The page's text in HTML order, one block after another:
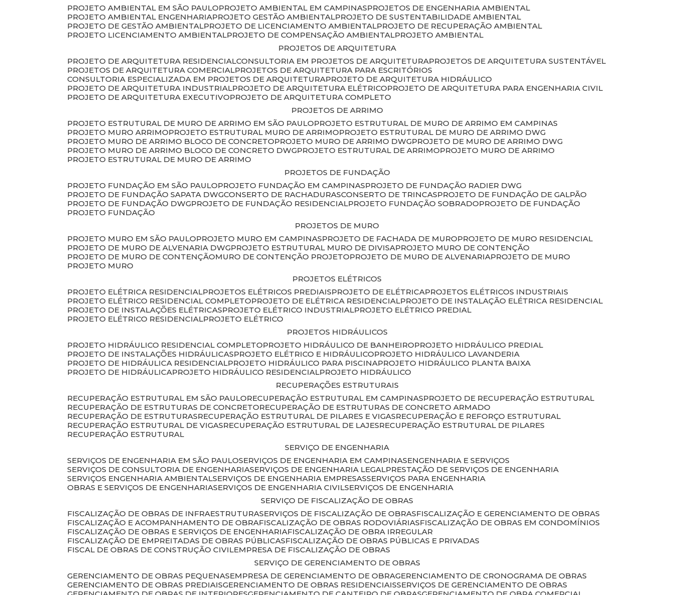
PROJETO AMBIENTAL EM SÃO PAULO
PROJETO AMBIENTAL EM CAMPINAS
PROJETOS DE ENGENHARIA AMBIENTAL
PROJETO AMBIENTAL ENGENHARIA
PROJETO GESTÃO AMBIENTAL
PROJETO DE SUSTENTABILIDADE AMBIENTAL
PROJETO DE GESTÃO AMBIENTAL
PROJETO DE LICENCIAMENTO AMBIENTAL
PROJETO DE RECUPERAÇÃO AMBIENTAL
PROJETO LICENCIAMENTO AMBIENTAL
PROJETO DE COMPENSAÇÃO AMBIENTAL
PROJETO AMBIENTAL
PROJETOS DE ARQUITETURA
PROJETO DE ARQUITETURA RESIDENCIAL CONSULTORIA EM PROJETOS DE ARQUITETURA
PROJETOS DE ARQUITETURA SUSTENTÁVEL
PROJETOS DE ARQUITETURA COMERCIAL
PROJETOS DE ARQUITETURA PARA ESCRITÓRIOS
CONSULTORIA ESPECIALIZADA EM PROJETOS DE ARQUITETURA
PROJETO DE ARQUITETURA HIDRÁULICO
PROJETO DE ARQUITETURA INDUSTRIAL
PROJETO DE ARQUITETURA ELÉTRICO
PROJETO DE ARQUITETURA PARA ENGENHARIA CIVIL
PROJETO DE ARQUITETURA EXECUTIVO
PROJETO DE ARQUITETURA COMPLETO
PROJETOS DE ARRIMO
PROJETO ESTRUTURAL DE MURO DE ARRIMO EM SÃO PAULO
PROJETO ESTRUTURAL DE MURO DE ARRIMO EM CAMPINAS
PROJETO MURO ARRIMO
PROJETO ESTRUTURAL MURO DE ARRIMO
PROJETO ESTRUTURAL DE MURO DE ARRIMO DWG
PROJETO MURO DE ARRIMO BLOCO DE CONCRETO
PROJETO MURO DE ARRIMO DWG
PROJETO DE MURO DE ARRIMO DWG
PROJETO MURO DE ARRIMO BLOCO DE CONCRETO DWG
PROJETO ESTRUTURAL DE ARRIMO
PROJETO MURO DE ARRIMO
PROJETO ESTRUTURAL DE MURO DE ARRIMO
PROJETOS DE FUNDAÇÃO
PROJETO FUNDAÇÃO EM SÃO PAULO
PROJETO FUNDAÇÃO EM CAMPINAS
PROJETO DE FUNDAÇÃO RADIER DWG
PROJETO DE FUNDAÇÃO SAPATA DWG CONSERTO DE RACHADURAS CONSERTO DE TRINCAS
PROJETO DE FUNDAÇÃO DE GALPÃO
PROJETO DE FUNDAÇÃO DWG
PROJETO DE FUNDAÇÃO RESIDENCIAL PROJETO FUNDAÇÃO SOBRADO
PROJETO DE FUNDAÇÃO
PROJETO FUNDAÇÃO
PROJETOS DE MURO
PROJETO MURO EM SÃO PAULO
PROJETO MURO EM CAMPINAS PROJETO DE FACHADA DE MURO
PROJETO DE MURO RESIDENCIAL
PROJETO DE MURO DE ALVENARIA DWG
PROJETO ESTRUTURAL MURO DE DIVISA
PROJETO MURO DE CONTENÇÃO
PROJETO DE MURO DE CONTENÇÃO
MURO DE CONTENÇÃO PROJETO PROJETO DE MURO DE ALVENARIA
PROJETO DE MURO
PROJETO MURO
PROJETOS ELÉTRICOS
PROJETO ELÉTRICA RESIDENCIAL
PROJETOS ELÉTRICOS PREDIAIS PROJETO DE ELÉTRICA
PROJETOS ELÉTRICOS INDUSTRIAIS
PROJETO ELÉTRICO RESIDENCIAL COMPLETO
PROJETO DE ELÉTRICA RESIDENCIAL
PROJETO DE INSTALAÇÃO ELÉTRICA RESIDENCIAL
PROJETO DE INSTALAÇÕES ELÉTRICAS
PROJETO ELÉTRICO INDUSTRIAL
PROJETO ELÉTRICO PREDIAL
PROJETO ELÉTRICO RESIDENCIAL
PROJETO ELÉTRICO
PROJETOS HIDRÁULICOS
PROJETO HIDRÁULICO RESIDENCIAL COMPLETO
PROJETO HIDRÁULICO DE BANHEIRO
PROJETO HIDRÁULICO PREDIAL
PROJETO DE INSTALAÇÕES HIDRÁULICAS
PROJETO ELÉTRICO E HIDRÁULICO
PROJETO HIDRÁULICO LAVANDERIA
PROJETO DE HIDRÁULICA RESIDENCIAL
PROJETO HIDRÁULICO PARA PISCINA
PROJETO HIDRÁULICO PLANTA BAIXA
PROJETO DE HIDRÁULICA
PROJETO HIDRÁULICO RESIDENCIAL
PROJETO HIDRÁULICO
RECUPERAÇÕES ESTRUTURAIS
RECUPERAÇÃO ESTRUTURAL EM SÃO PAULO
RECUPERAÇÃO ESTRUTURAL EM CAMPINAS
PROJETO DE RECUPERAÇÃO ESTRUTURAL
RECUPERAÇÃO DE ESTRUTURAS DE CONCRETO
RECUPERAÇÃO DE ESTRUTURAS DE CONCRETO ARMADO
RECUPERAÇÃO DE ESTRUTURAS
RECUPERAÇÃO ESTRUTURAL DE PILARES E VIGAS
RECUPERAÇÃO E REFORÇO ESTRUTURAL
RECUPERAÇÃO ESTRUTURAL DE VIGAS
RECUPERAÇÃO ESTRUTURAL DE LAJES
RECUPERAÇÃO ESTRUTURAL DE PILARES
RECUPERAÇÃO ESTRUTURAL
SERVIÇO DE ENGENHARIA
SERVIÇOS DE ENGENHARIA EM SÃO PAULO SERVIÇOS DE ENGENHARIA EM CAMPINAS
ENGENHARIA E SERVIÇOS
SERVIÇOS DE CONSULTORIA DE ENGENHARIA SERVIÇOS DE ENGENHARIA LEGAL
PRESTAÇÃO DE SERVIÇOS DE ENGENHARIA
SERVIÇOS ENGENHARIA AMBIENTAL SERVIÇOS DE ENGENHARIA EMPRESAS SERVIÇOS PARA ENGENHARIA
OBRAS E SERVIÇOS DE ENGENHARIA SERVIÇOS DE ENGENHARIA CIVIL SERVIÇOS DE ENGENHARIA
SERVIÇO DE FISCALIZAÇÃO DE OBRAS
FISCALIZAÇÃO DE OBRAS DE INFRAESTRUTURA SERVIÇOS DE FISCALIZAÇÃO DE OBRAS
FISCALIZAÇÃO E GERENCIAMENTO DE OBRAS
FISCALIZAÇÃO E ACOMPANHAMENTO DE OBRA FISCALIZAÇÃO DE OBRAS RODOVIÁRIAS
FISCALIZAÇÃO DE OBRAS EM CONDOMÍNIOS
FISCALIZAÇÃO DE OBRAS E SERVIÇOS DE ENGENHARIA FISCALIZAÇÃO DE OBRA IRREGULAR
FISCALIZAÇÃO DE EMPREITADAS DE OBRAS PÚBLICAS
FISCALIZAÇÃO DE OBRAS PÚBLICAS E PRIVADAS
FISCAL DE OBRAS DE CONSTRUÇÃO CIVIL EMPRESA DE FISCALIZAÇÃO DE OBRAS
SERVIÇO DE GERENCIAMENTO DE OBRAS
GERENCIAMENTO DE OBRAS PEQUENAS
EMPRESA DE GERENCIAMENTO DE OBRA
GERENCIAMENTO DE CRONOGRAMA DE OBRAS
GERENCIAMENTO DE OBRAS PREDIAIS
GERENCIAMENTO DE OBRAS RESIDENCIAIS SERVIÇOS DE GERENCIAMENTO DE OBRAS